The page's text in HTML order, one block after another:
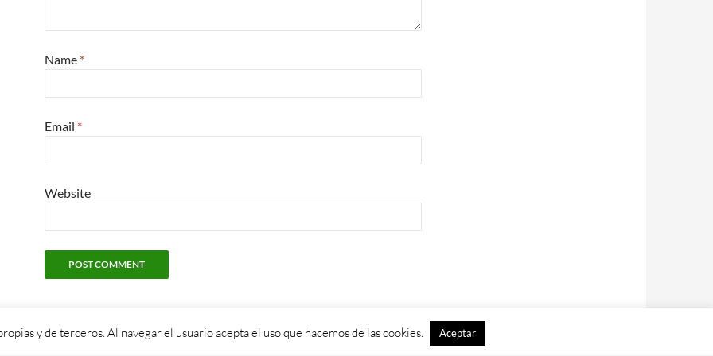
Name *
Email *
Website
y de terceros. Al navegar el usuario acepta el uso que hacemos de las cookies. Aceptar